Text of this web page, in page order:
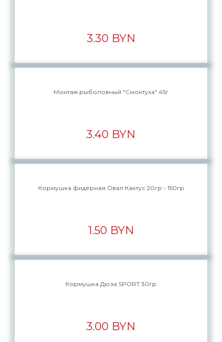
3.30 BYN
Монтаж рыболовный "Смоктуха" 45г
3.40 BYN
Кормушка фидерная Овал Кактус 20гр - 150гр
1.50 BYN
Кормушка Дюза SPORT 30гр
3.00 BYN